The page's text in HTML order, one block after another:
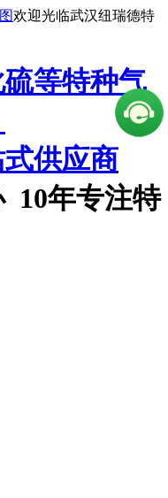
欢迎光临武汉纽瑞德特
供应商
10年专注特